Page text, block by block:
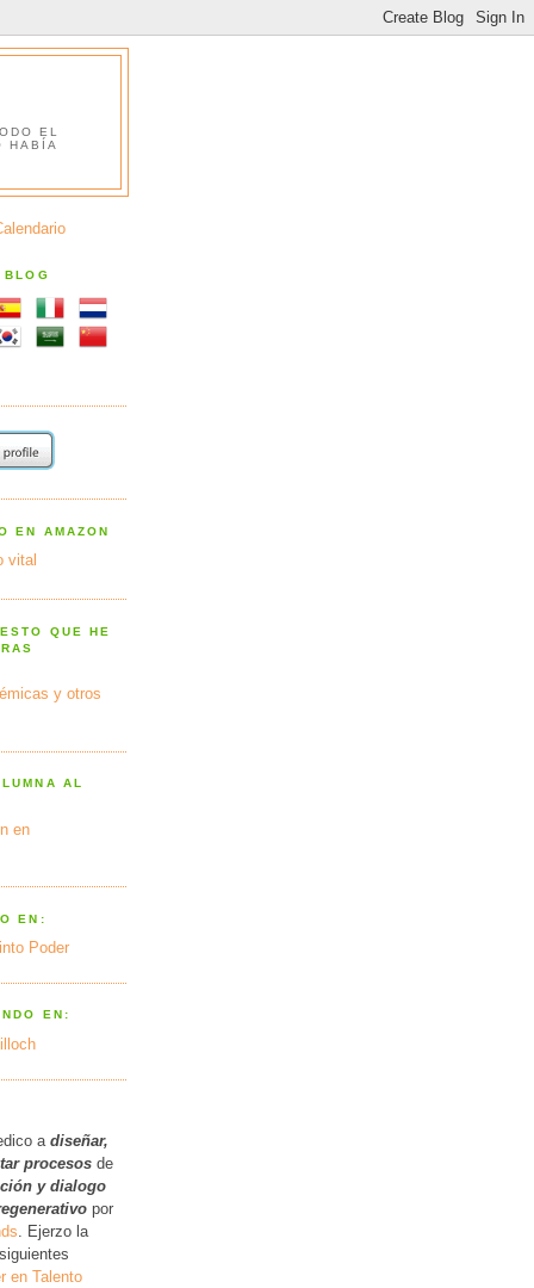
EL
HABÍA
BLOG
EN AMAZON
vital
QUE HE
y otros
AL
en
EN:
Poder
EN:
a diseñar,
procesos de
y dialogo
por
. Ejerzo la
en Talento